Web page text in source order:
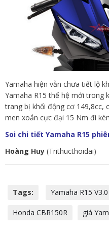
Yamaha hiện vẫn chưa tiết lộ
Yamaha R15 thế hệ mới trong
trang bị khối động cơ 149,8cc,
men xoắn cực đại 15 Nm đi
Soi chi tiết Yamaha R15
Hoàng Huy (Trithucthoidai)
Tags: Yamaha R15 V3.0
Honda CBR150R giá